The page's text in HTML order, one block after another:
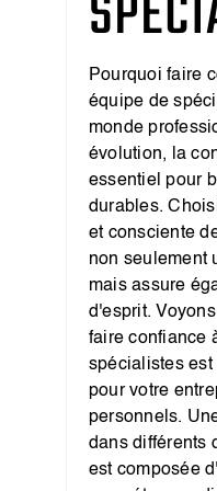
Pourquoi faire
équipe de
monde
évolution, la
essentiel pour
durables.
et consciente
non seulement
mais assure
d'esprit.
faire confiance
spécialistes
pour votre
personnels.
dans différents
est composée